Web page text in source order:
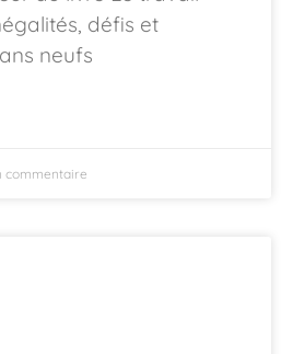
défis et
neufs
commentaire